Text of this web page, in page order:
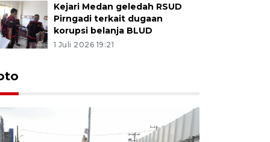
Kejari Medan geledah RSUD
Pirngadi terkait dugaan
korupsi belanja BLUD
1 Juli 2026 19:21